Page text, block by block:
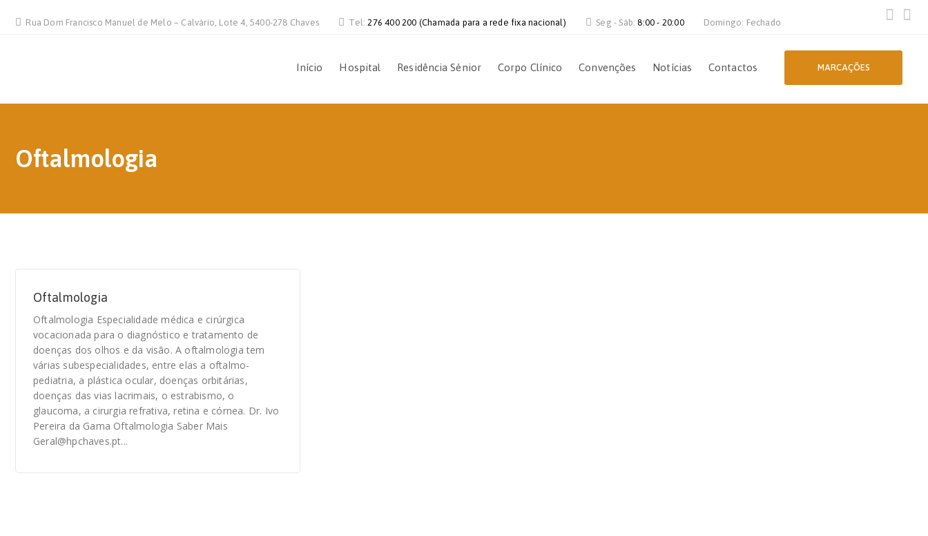
Rua Dom Francisco Manuel de Melo – Calvário, Lote 4, 5400-278 Chaves Tel:276 400 200 (Chamada para a rede fixa nacional) Seg - Sáb:8:00 - 20:00 Domingo: Fechado
Início Hospital Residência Sénior Corpo Clínico Convenções Notícias Contactos MARCAÇÕES
Oftalmologia
Oftalmologia
Oftalmologia Especialidade médica e cirúrgica
vocacionada para o diagnóstico e tratamento de
doenças dos olhos e da visão. A oftalmologia tem
várias subespecialidades, entre elas a oftalmo-
pediatria, a plástica ocular, doenças orbitárias,
doenças das vias lacrimais, o estrabismo, o
glaucoma, a cirurgia refrativa, retina e córnea. Dr. Ivo
Pereira da Gama Oftalmologia Saber Mais
Geral@hpchaves.pt...